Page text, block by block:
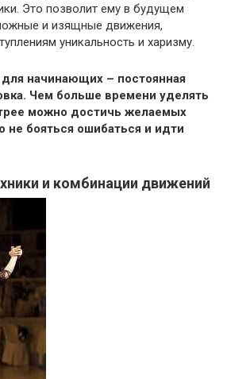
Это позволит ему в будущем
и изящные движения,
уникальность и харизму.
начинающих – постоянная
Чем больше времени уделять
можно достичь желаемых
не бояться ошибаться и идти
и комбинации движений